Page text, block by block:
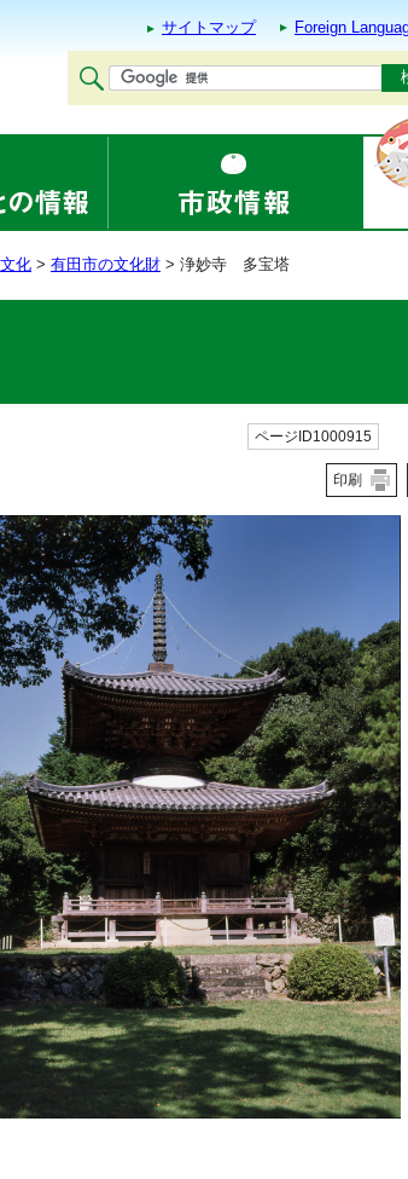
サイトマップ Foreign
文化 > 有田市の文化財 > 浄妙寺 多宝塔
ページID1000915
印刷